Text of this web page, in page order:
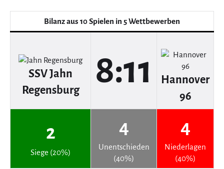
Bilanz aus 10 Spielen in 5 Wettbewerben
SSV Jahn
Regensburg
8:11
Hannover
96
2
Siege (20%)
4
Unentschieden
(40%)
4
Niederlagen
(40%)